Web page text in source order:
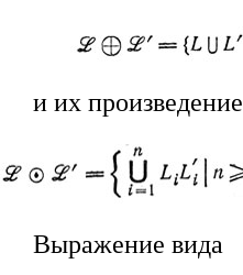
и их произведение
Выражение вида